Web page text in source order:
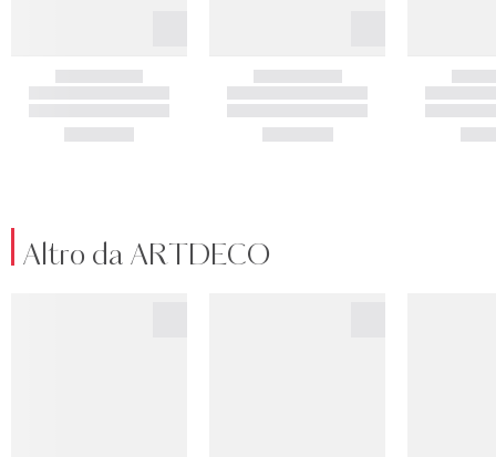
Altro da ARTDECO